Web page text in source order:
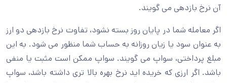
آن نرخ بازدهی می گویند.
اگر معامله شما در پایان روز بسته نشود، تفاوت نرخ بازدهی دو ارز
به عنوان سود یا زیان روزانه به حساب شما منظور می شود. به این
مبلغ پرداختی، سواپ می گویند. سواپ ممکن است مثبت یا منفی
باشد. اگر ارزی که خریده اید نرخ بهره بالا تری داشته باشد، سواپ